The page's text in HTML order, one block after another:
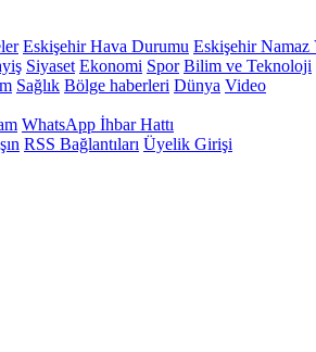
Eskişehir Hava Durumu Eskişehir Namaz
Siyaset Ekonomi Spor Bilim ve Teknoloji
Sağlık Bölge haberleri Dünya Video
WhatsApp İhbar Hattı
RSS Bağlantıları Üyelik Girişi